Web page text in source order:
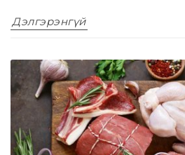
Дэлгэрэнгүй